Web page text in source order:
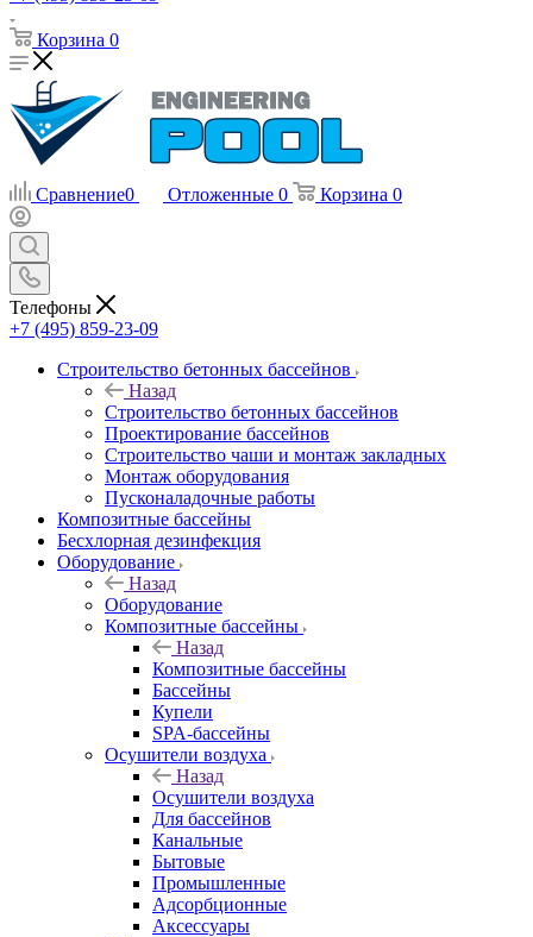
Корзина 0
Сравнение0 Отложенные 0 Корзина 0
Телефоны
+7 (495) 859-23-09
Строительство бетонных бассейнов
Назад
Строительство бетонных бассейнов
Проектирование бассейнов
Строительство чаши и монтаж закладных
Монтаж оборудования
Пусконаладочные работы
Композитные бассейны
Бесхлорная дезинфекция
Оборудование
Назад
Оборудование
Композитные бассейны
Назад
Композитные бассейны
Бассейны
Купели
SPA-бассейны
Осушители воздуха
Назад
Осушители воздуха
Для бассейнов
Канальные
Бытовые
Промышленные
Адсорбционные
Аксессуары